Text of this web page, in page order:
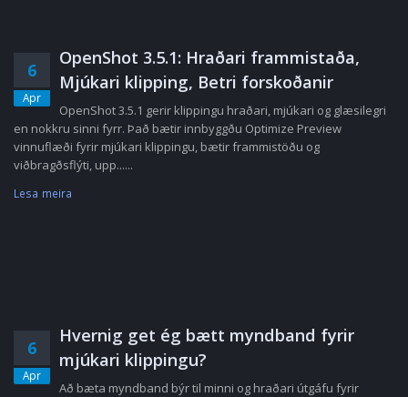
6
Apr
OpenShot 3.5.1: Hraðari frammistaða,
Mjúkari klipping, Betri forskoðanir
OpenShot 3.5.1 gerir klippingu hraðari, mjúkari og glæsilegri
en nokkru sinni fyrr. Það bætir innbyggðu Optimize Preview
vinnuflæði fyrir mjúkari klippingu, bætir frammistöðu og
viðbragðsflýti, upp......
Lesa meira
6
Apr
Hvernig get ég bætt myndband fyrir
mjúkari klippingu?
Að bæta myndband býr til minni og hraðari útgáfu fyrir